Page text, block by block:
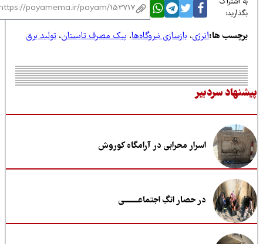
ها:انرژی،بازسازی نیروگاه‌ها،پیک مصرف تابستان،تولید برق
سردبیر
اسرار محرابی در آرامگاه کوروش
در حصار انگِ اجتماعــــــــی